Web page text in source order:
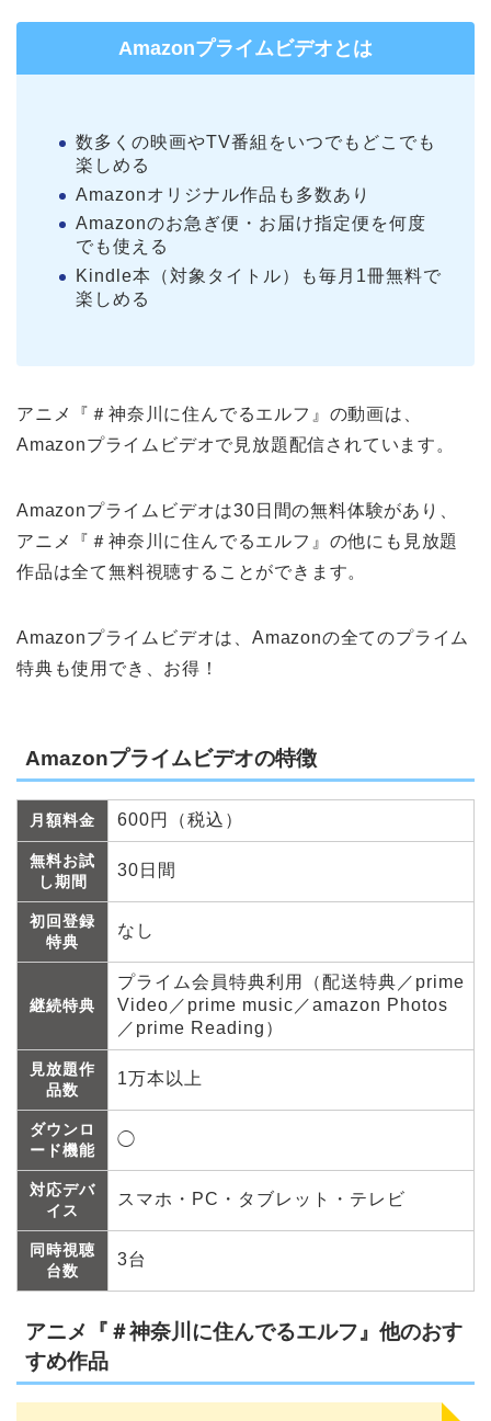
Amazonプライムビデオとは
数多くの映画やTV番組をいつでもどこでも
楽しめる
Amazonオリジナル作品も多数あり
Amazonのお急ぎ便・お届け指定便を何度
でも使える
Kindle本（対象タイトル）も毎月1冊無料で
楽しめる
アニメ『＃神奈川に住んでるエルフ』の動画は、
Amazonプライムビデオで見放題配信されています。
Amazonプライムビデオは30日間の無料体験があり、
アニメ『＃神奈川に住んでるエルフ』の他にも見放題
作品は全て無料視聴することができます。
Amazonプライムビデオは、Amazonの全てのプライム
特典も使用でき、お得！
Amazonプライムビデオの特徴
月額料金 600円（税込）
無料お試
し期間
30日間
初回登録
特典
なし
継続特典
プライム会員特典利用（配送特典／prime
Video／prime music／amazon Photos
／prime Reading）
見放題作
品数
1万本以上
ダウンロ
ード機能
◯
対応デバ
イス
スマホ・PC・タブレット・テレビ
同時視聴
台数
3台
アニメ『＃神奈川に住んでるエルフ』他のおす
すめ作品